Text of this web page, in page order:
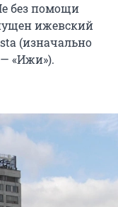
без помощи
ижевский
(изначально
«Ижи»).